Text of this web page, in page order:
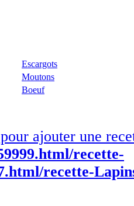
Escargots
Moutons
Boeuf
ajouter une
recette-
recette-